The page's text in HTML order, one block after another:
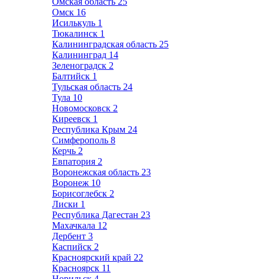
Омск 16
Исилькуль 1
Тюкалинск 1
Калининградская область 25
Калининград 14
Зеленоградск 2
Балтийск 1
Тульская область 24
Тула 10
Новомосковск 2
Киреевск 1
Республика Крым 24
Симферополь 8
Керчь 2
Евпатория 2
Воронежская область 23
Воронеж 10
Борисоглебск 2
Лиски 1
Республика Дагестан 23
Махачкала 12
Дербент 3
Каспийск 2
Красноярский край 22
Красноярск 11